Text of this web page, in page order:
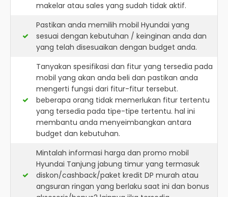
makelar atau sales yang sudah tidak aktif.
Pastikan anda memilih mobil Hyundai yang
sesuai dengan kebutuhan / keinginan anda dan
yang telah disesuaikan dengan budget anda.
Tanyakan spesifikasi dan fitur yang tersedia pada
mobil yang akan anda beli dan pastikan anda
mengerti fungsi dari fitur-fitur tersebut.
beberapa orang tidak memerlukan fitur tertentu
yang tersedia pada tipe-tipe tertentu. hal ini
membantu anda menyeimbangkan antara
budget dan kebutuhan.
Mintalah informasi harga dan promo mobil
Hyundai Tanjung jabung timur yang termasuk
diskon/cashback/paket kredit DP murah atau
angsuran ringan yang berlaku saat ini dan bonus